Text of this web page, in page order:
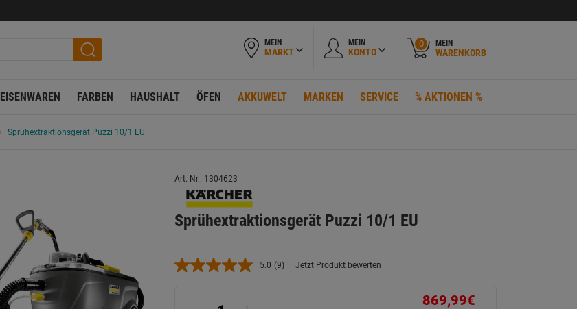
MEIN
MARKT
MEIN
KONTO
0 MEIN
WARENKORB
EISENWAREN FARBEN HAUSHALT ÖFEN AKKUWELT MARKEN SERVICE % AKTIONEN %
Sprühextraktionsgerät Puzzi 10/1 EU
Art. Nr.: 1304623
Sprühextraktionsgerät Puzzi 10/1 EU
5.0 9
(9) Jetzt Produkt bewerten
869,99€